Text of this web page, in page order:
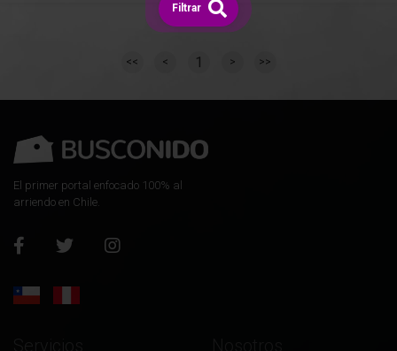
<< < 1 > >>
El primer portal enfocado 100% al
arriendo en Chile.
Filtrar